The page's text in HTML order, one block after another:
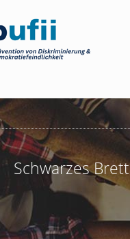
Schwarzes Brett